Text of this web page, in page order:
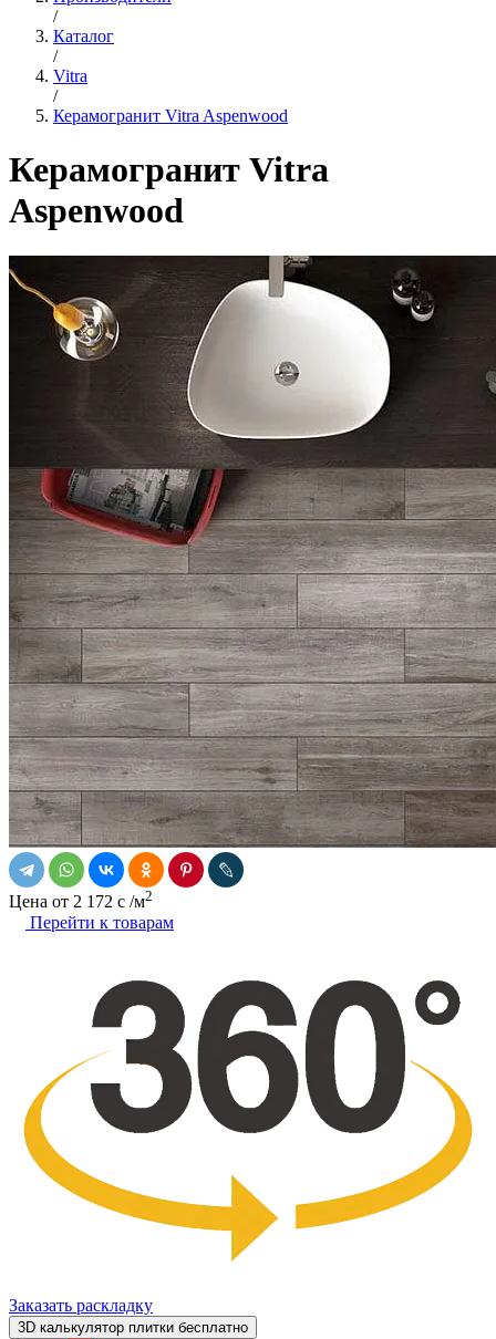
/
Каталог
/
Vitra
/
Керамогранит Vitra Aspenwood
Керамогранит Vitra
Aspenwood
Цена от 2 172 c /м2
Перейти к товарам
Заказать раскладку
3D калькулятор плитки бесплатно